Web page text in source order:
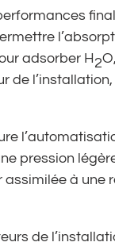
adsorber H 2
de
pression
à une
de